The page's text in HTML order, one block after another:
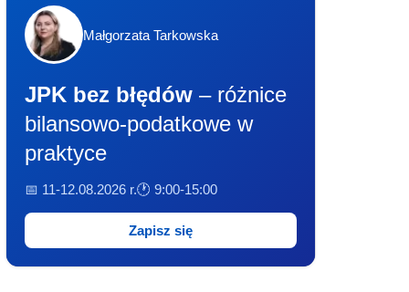
Małgorzata Tarkowska
JPK bez błędów – różnice
bilansowo-podatkowe w
praktyce
📅 11-12.08.2026 r.🕐 9:00-15:00
Zapisz się